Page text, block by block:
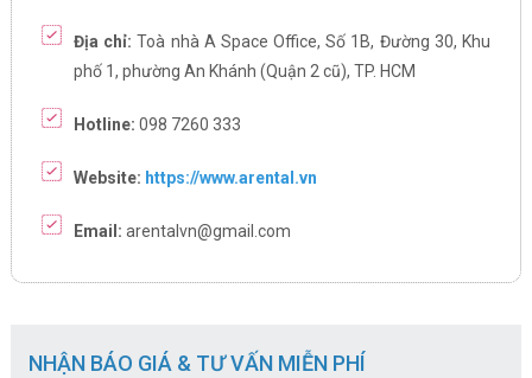
Địa chỉ: Toà nhà A Space Office, Số 1B, Đường 30, Khu
phố 1, phường An Khánh (Quận 2 cũ), TP. HCM
Hotline: 098 7260 333
Website: https://www.arental.vn
Email: arentalvn@gmail.com
NHẬN BÁO GIÁ & TƯ VẤN MIỄN PHÍ